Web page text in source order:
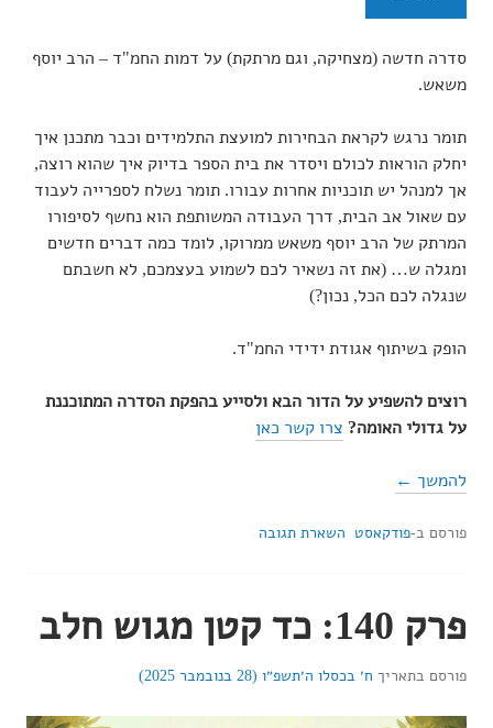
סדרה חדשה (מצחיקה, וגם מרתקת) על דמות החמ"ד – הרב יוסף
משאש.
תומר נרגש לקראת הבחירות למועצת התלמידים וכבר מתכנן איך
יחלק הוראות לכולם ויסדר את בית הספר בדיוק איך שהוא רוצה,
אך למנהל יש תוכניות אחרות עבורו. תומר נשלח לספרייה לעבוד
עם שאול אב הבית, דרך העבודה המשותפת הוא נחשף לסיפורו
המרתק של הרב יוסף משאש ממרוקו, לומד כמה דברים חדשים
ומגלה ש… (את זה נשאיר לכם לשמוע בעצמכם, לא חשבתם
שנגלה לכם הכל, נכון?)
הופק בשיתוף אגודת ידידי החמ"ד.
רוצים להשפיע על הדור הבא ולסייע בהפקת הסדרה המתוכננת
על גדולי האומה? צרו קשר כאן
להמשך ←
פורסם ב-פודקאסט השארת תגובה
פרק 140: כד קטן מגוש חלב
פורסם בתאריך ח׳ בכסלו ה׳תשפ״ו (28 בנובמבר 2025)